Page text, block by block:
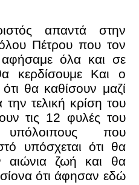
απαντά στην
Πέτρου που τον
όλα και σε
κερδίσουμε Και ο
θα καθίσουν μαζί
τελική κρίση του
τις 12 φυλές του
που
υπόσχεται ότι θα
αιώνια ζωή και θα
ότι άφησαν εδώ